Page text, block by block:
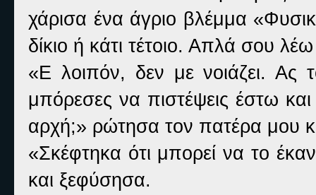
χάρισα ένα άγριο βλέμμα
δίκιο ή κάτι τέτοιο. Απλά σου
«Ε λοιπόν, δεν με νοιάζει.
μπόρεσες να πιστέψεις έστω
αρχή;» ρώτησα τον πατέρα μου
«Σκέφτηκα ότι μπορεί να το
και ξεφύσησα.